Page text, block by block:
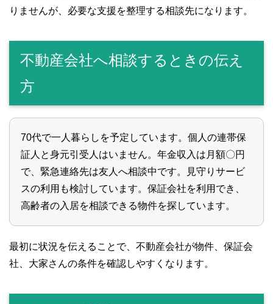
りませんが、必要な支援を整理する相談先になります。
不動産会社へ相談するときの伝え
方
70代で一人暮らしを予定しています。個人の連帯保
証人と身元引受人はいません。年金収入は月額〇円
で、緊急連絡先は友人へ相談中です。見守りサービ
スの利用も検討しています。保証会社を利用でき、
高齢者の入居を相談できる物件を探しています。
最初に状況を伝えることで、不動産会社が物件、保証会
社、大家さんの条件を確認しやすくなります。